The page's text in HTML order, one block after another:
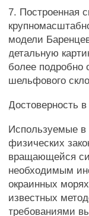
7. Построенная
модели
детальную
более подробно
шельфового
Достоверность
Используемые
физических
вращающейся
необходимым
окраинных
известных
требованиями